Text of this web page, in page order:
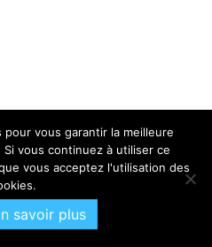
vous garantir la meilleure
vous continuez à utiliser ce
vous acceptez l'utilisation des
savoir plus